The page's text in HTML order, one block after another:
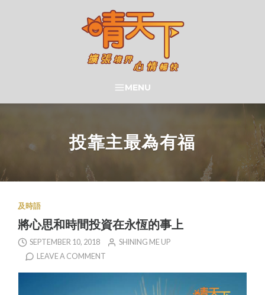
晴天下 SHININGMEUP
SEARCH
MENU
投靠主最為有福
及時語
將心思和時間投資在永恆的事上
SEPTEMBER 10, 2018
SHINING ME UP
LEAVE A COMMENT